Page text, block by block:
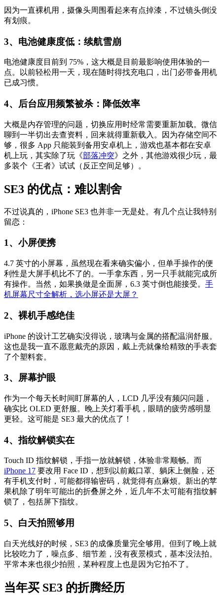
因为一直裸机用，摄像头周围看起来有点掉漆，不过镜头倒没
有划痕。
3、电池健康度低 ：续航雪崩
电池健康度目前到 75%，这大概是目前最影响使用体验的一
点。以前轻松用一天，现在随时得找充电口，出门必带备用机
已成习惯。
4、后台应用频繁被杀 ：降低效率
大概是内存管理的问题，切换应用时经常需要重新加载。微信
聊到一半切出去查资料，回来就得重新载入。因为存储空间不
够，很多 App 只能装到备用安卓机上，游戏也基本都在安卓
机上玩，其实除了玩《部落冲突》之外，其他游戏很少玩，最
多装个《王者》试试（反正空间足够）。
SE3 的优点：难以割舍
不过说真的，iPhone SE3 也并非一无是处。有几个点让我特别
留恋：
1、小屏便携
4.7 英寸的小屏幕，虽然现在看来确实偏小，但单手操作的便
利性是大屏手机比不了的。一手拿东西，另一只手就能完成所
有操作。当然，如果换做是全面屏，6.3 英寸倒也能接受。 手
机屏幕尺寸全解析，选小屏还是大屏？
2、裸机手感绝佳
iPhone 的设计工艺确实没得说，玻璃与金属的搭配温润舒服。
这也是我一直不愿意戴壳的原因，戴上壳就像给精致的手表套
了个塑料套。
3、屏幕护眼
作为一个每天长时间盯屏幕的人，LCD 几乎没有频闪问题，
确实比 OLED 更舒服。晚上关灯看手机，眼睛的疲劳感明显
更轻。这可能是 SE3 最大的优点了！
4、指纹解锁实在
Touch ID 指纹解锁，手指一放就解锁，体验非常顺畅。而
iPhone 17 要改用 Face ID，想到以前戴口罩、躺床上侧脸，还
有手机支付时，可能都得输密码，就觉得有点麻烦。新出的苹
果机除了明年可能出的折叠屏之外，近几年不太可能有指纹解
锁了，包括屏下指纹。
5、白天拍照够用
白天光线好的时候，SE3 的成像质量完全够用。但到了晚上就
比较吃力了，噪点多、细节差，没有夜景模式，基本没法拍。
平常本来也很少拍照，某种程度上也是因为它拍不了。
当年买 SE3 的折腾经历